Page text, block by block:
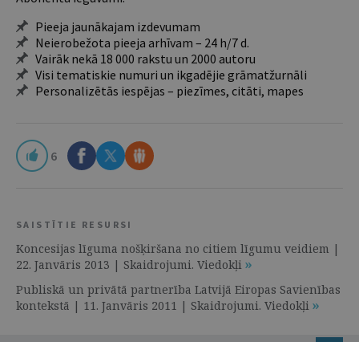
Pieeja jaunākajam izdevumam
Neierobežota pieeja arhīvam – 24 h/7 d.
Vairāk nekā 18 000 rakstu un 2000 autoru
Visi tematiskie numuri un ikgadējie grāmatžurnāli
Personalizētās iespējas – piezīmes, citāti, mapes
6
SAISTĪTIE RESURSI
Koncesijas līguma nošķiršana no citiem līgumu veidiem |
22. Janvāris 2013 | Skaidrojumi. Viedokļi
Publiskā un privātā partnerība Latvijā Eiropas Savienības
kontekstā | 11. Janvāris 2011 | Skaidrojumi. Viedokļi